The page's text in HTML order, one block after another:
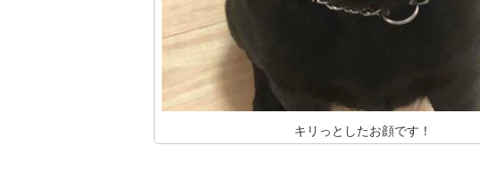
キリっとしたお顔です！